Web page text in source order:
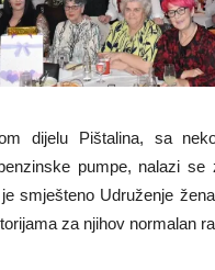
dijelu Pištalina, sa
pumpe, nalazi se
smješteno Udruženje žena
za njihov normalan